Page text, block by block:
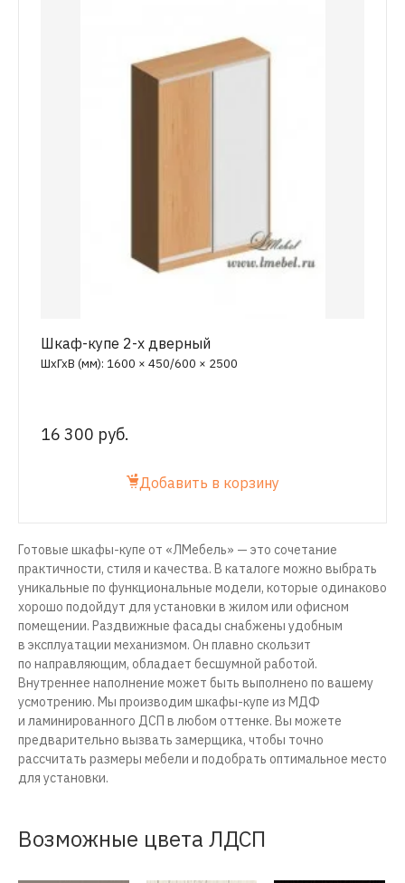
Шкаф-купе 2-х дверный
ШхГхВ (мм): 1600 × 450/600 × 2500
16 300 руб.
Добавить в корзину
Готовые шкафы-купе от «ЛМебель» — это сочетание
практичности, стиля и качества. В каталоге можно выбрать
уникальные по функциональные модели, которые одинаково
хорошо подойдут для установки в жилом или офисном
помещении. Раздвижные фасады снабжены удобным
в эксплуатации механизмом. Он плавно скользит
по направляющим, обладает бесшумной работой.
Внутреннее наполнение может быть выполнено по вашему
усмотрению. Мы производим шкафы-купе из МДФ
и ламинированного ДСП в любом оттенке. Вы можете
предварительно вызвать замерщика, чтобы точно
рассчитать размеры мебели и подобрать оптимальное место
для установки.
Возможные цвета ЛДСП